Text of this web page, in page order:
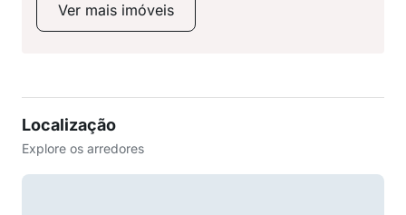
Ver mais imóveis
Localização
Explore os arredores